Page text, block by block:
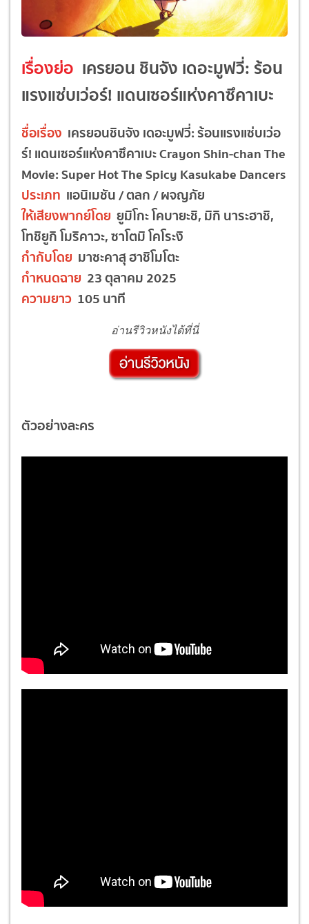
เรื่องย่อ เครยอน ชินจัง เดอะมูฟวี่: ร้อน
แรงแซ่บเว่อร์! แดนเซอร์แห่งคาซึคาเบะ
ชื่อเรื่อง เครยอนชินจัง เดอะมูฟวี่: ร้อนแรงแซ่บเว่อ
ร์! แดนเซอร์แห่งคาซึคาเบะ Crayon Shin-chan The
Movie: Super Hot The Spicy Kasukabe Dancers
ประเภท แอนิเมชัน / ตลก / ผจญภัย
ให้เสียงพากย์โดย ยูมิโกะ โคบายะชิ, มิกิ นาระฮาชิ,
โทชิยูกิ โมริคาวะ, ซาโตมิ โคโระงิ
กำกับโดย มาซะคาสุ ฮาชิโมโตะ
กำหนดฉาย 23 ตุลาคม 2025
ความยาว 105 นาที
อ่านรีวิวหนังได้ที่นี่
ตัวอย่างละคร